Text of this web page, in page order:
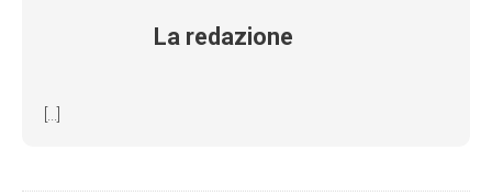
La redazione
[...]